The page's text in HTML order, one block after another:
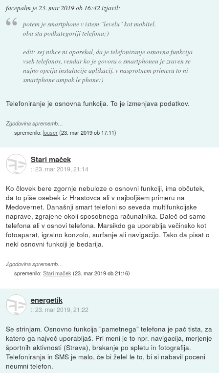
facepalm je23. mar 2019 ob 16:42 izjavil:
potem je smartphone v istem "levelu" kot mobitel.
oba sta podkategoriji telefona;)
edit: sej nihce ni oporekal, da je telefoniranje osnovna funkcija
vseh telefonov, vendar ko je govora o smartphoneu je zraven se
nujno opcija instalacije aplikacij. v nasprotnem primeru to ni
smartphone ampak le phone:)
Telefoniranje je osnovna funkcija. To je izmenjava podatkov.
Zgodovina sprememb…
spremenilo:louser(23. mar 2019 ob 17:11)
Stari maček
::23. mar 2019, 21:14
Ko človek bere zgornje nebuloze o osnovni funkciji, ima občutek,
da to piše osebek iz Hrastovca ali v najboljšem primeru na
Medovernet. Današnji smart telefoni so seveda multifunkcijske
naprave, zgrajene okoli sposobnega računalnika. Daleč od samo
telefona ali v osnovi telefona. Marsikdo ga uporablja večinsko kot
fotoaparat, igralno konzolo, surfanje ali navigacijo. Tako da pisat o
neki osnovni funkciji je bedarija.
Zgodovina sprememb…
spremenilo:Stari maček(23. mar 2019 ob 21:16)
energetik
::23. mar 2019, 21:22
Se strinjam. Osnovno funkcija "pametnega" telefona je pač tista, za
katero ga največ uporabljaš. Pri meni je to npr. navigacija, merjenje
športnih aktivnosti (Strava), brskanje po spletu in fotografija.
Telefoniranja in SMS je malo, če bi želel le to, bi si nabavil poceni
neumni telefon.